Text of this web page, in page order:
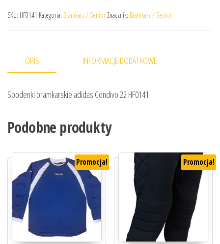
SKU: HF0141 Kategoria: Bramkarz / Senior Znacznik: Bramkarz / Senior
OPIS INFORMACJE DODATKOWE
Spodenki bramkarskie adidas Condivo 22 HF0141
Podobne produkty
Promocja! Promocja!